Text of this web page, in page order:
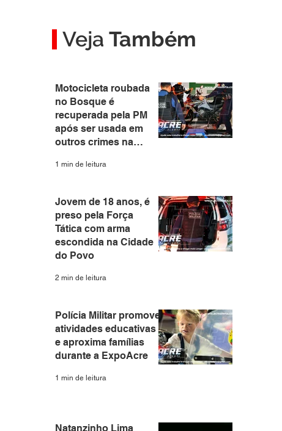
Motocicleta roubada
no Bosque é
recuperada pela PM
após ser usada em
outros crimes na
1 min de leitura
Jovem de 18 anos, é
preso pela Força
Tática com arma
escondida na Cidade
do Povo
2 min de leitura
Polícia Militar promove
atividades educativas
e aproxima famílias
durante a ExpoAcre
1 min de leitura
Natanzinho Lima
Veja Também